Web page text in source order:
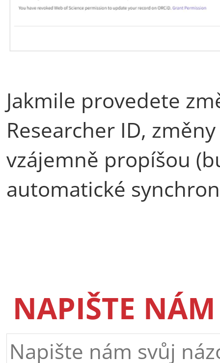
Jakmile provedete
Researcher ID,
vzájemně propíšou
automatické
NAPIŠTE NÁM